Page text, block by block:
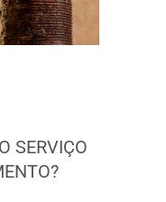
SERVIÇO